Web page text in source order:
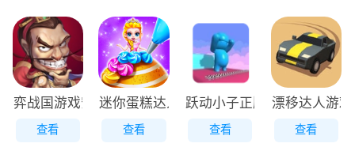
弈战国游戏安装包
查看
迷你蛋糕达人原版
查看
跃动小子正版
查看
漂移达人游
查看